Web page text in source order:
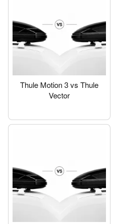
Thule Motion 3 vs Thule
Vector